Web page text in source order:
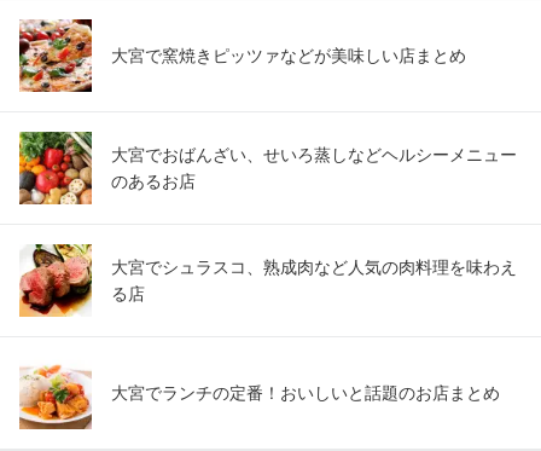
大宮で窯焼きピッツァなどが美味しい店まとめ
大宮でおばんざい、せいろ蒸しなどヘルシーメニュー
のあるお店
大宮でシュラスコ、熟成肉など人気の肉料理を味わえ
る店
大宮でランチの定番！おいしいと話題のお店まとめ